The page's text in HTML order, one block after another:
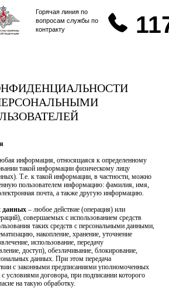
117
Горячая линия по
службы по
информация, относящаяся к определенному
такой информации физическому лицу
Т.е. к такой информации, в частности, можно
пользователем информацию: фамилия, имя,
почта, а также другую информацию.
данных – любое действие (операция) или
совершаемых с использованием средств
таких средств с персональными данными,
накопление, хранение, уточнение
использование, передачу
доступ), обезличивание, блокирование,
данных. При этом передача
с законными предписаниями уполномоченных
условиями договора, при подписании которого
на такую обработку.